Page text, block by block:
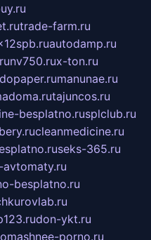
trade-farm.ru
autodamp.ru
nv750.rux-ton.ru
manunae.ru
tajuncos.ru
besplatno.rusplclub.ru
cleanmedicine.ru
seks-365.ru
besplatno.ru
don-ykt.ru
porno.ru